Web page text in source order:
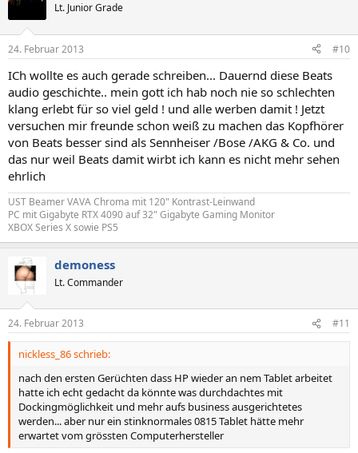
Lt. Junior Grade
24. Februar 2013 #10
ICh wollte es auch gerade schreiben... Dauernd diese Beats
audio geschichte.. mein gott ich hab noch nie so schlechten
klang erlebt für so viel geld ! und alle werben damit ! Jetzt
versuchen mir freunde schon weiß zu machen das Kopfhörer
von Beats besser sind als Sennheiser /Bose /AKG & Co. und
das nur weil Beats damit wirbt ich kann es nicht mehr sehen
ehrlich
UST Beamer VAVA Chroma mit 120" Kontrast-Leinwand
PC mit Gigabyte RTX 4090 auf 32" Gigabyte Gaming Monitor
XBOX Series X sowie PS5
demoness
Lt. Commander
24. Februar 2013 #11
nickless_86 schrieb:
nach den ersten Gerüchten dass HP wieder an nem Tablet arbeitet
hatte ich echt gedacht da könnte was durchdachtes mit
Dockingmöglichkeit und mehr aufs business ausgerichtetes
werden... aber nur ein stinknormales 0815 Tablet hätte mehr
erwartet vom grössten Computerhersteller